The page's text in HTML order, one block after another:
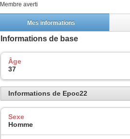
Membre averti
Mes informations
Informations de base
Âge
37
Informations de Epoc22
Sexe
Homme